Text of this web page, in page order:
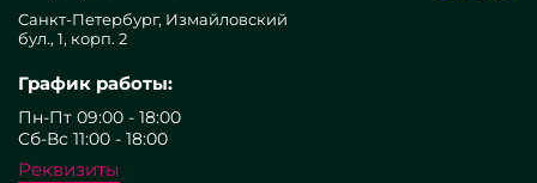
Санкт-Петербург, Измайловский
бул., 1, корп. 2
График работы:
Пн-Пт 09:00 - 18:00
Сб-Вс 11:00 - 18:00
Реквизиты